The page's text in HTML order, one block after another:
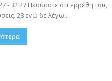
- 32 27 Ηκούσατε ότι ερρέθη τοις
28 εγώ δε λέγω...